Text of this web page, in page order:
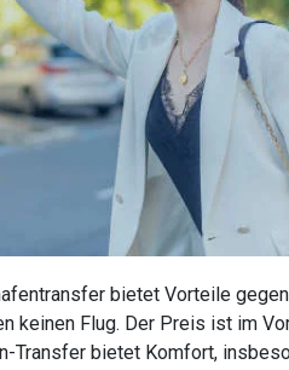
bietet Vorteile
keinen Flug. Der Preis ist im
Transfer bietet Komfort,